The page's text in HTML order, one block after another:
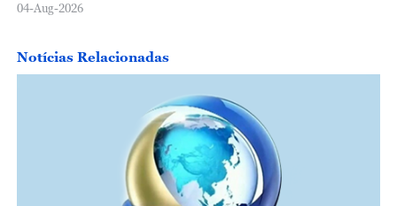
04-Aug-2026
Notícias Relacionadas